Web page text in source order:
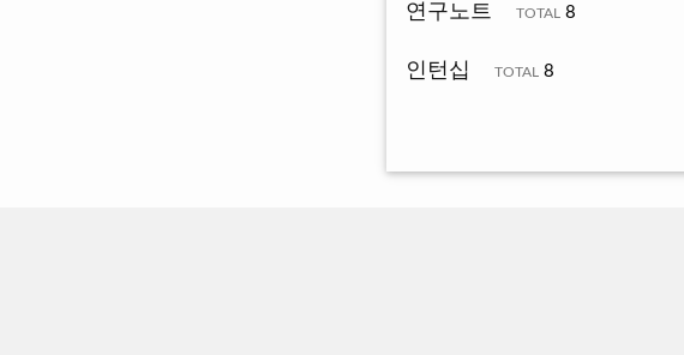
연구노트 TOTAL 8
인턴십 TOTAL 8